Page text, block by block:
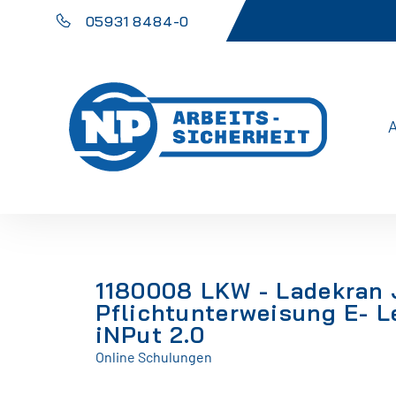
05931 8484-0
1180008 LKW -
Pflichtunterweisung E-
iNPut 2.0
Online Schulungen